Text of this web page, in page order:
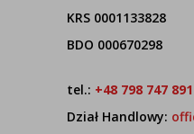
KRS 0001133828
BDO 000670298
tel.: +48 798 747 891
Dział Handlowy: